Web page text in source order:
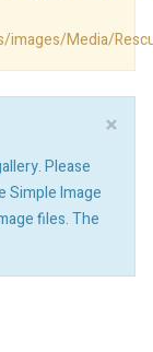
Media/
×
Please
Simple Image
files. The